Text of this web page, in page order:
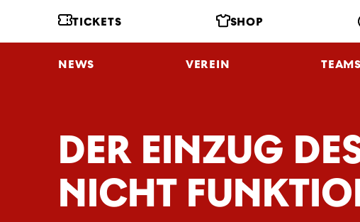
TICKETS SHOP
NEWS VEREIN TEAMS
DER EINZUG
NICHT